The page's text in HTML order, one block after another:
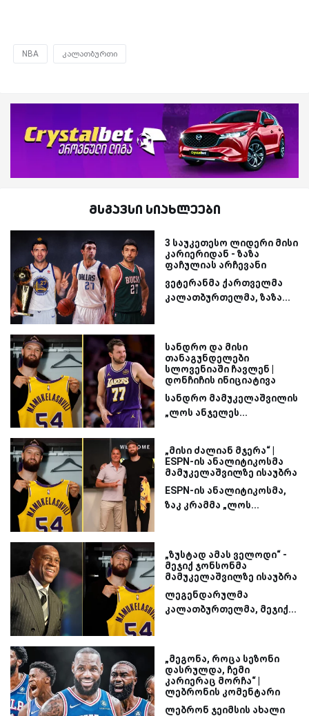
NBA კალათბურთი
მსგავსი სიახლეები
3 საუკეთესო ლიდერი მისი
კარიერიდან - ზაზა
ფაჩულიას არჩევანი
ვეტერანმა ქართველმა
კალათბურთელმა, ზაზა...
სანდრო და მისი
თანაგუნდელები
სლოვენიაში ჩავლენ |
დონჩიჩის ინიციატივა
სანდრო მამუკელაშვილის
„ლოს ანჯელეს...
„მისი ძალიან მჯერა“ |
ESPN-ის ანალიტიკოსმა
მამუკელაშვილზე ისაუბრა
ESPN-ის ანალიტიკოსმა,
ზაკ კრამმა „ლოს...
„ზუსტად ამას ველოდი“ -
მეჯიქ ჯონსონმა
მამუკელაშვილზე ისაუბრა
ლეგენდარულმა
კალათბურთელმა, მეჯიქ...
„მეგონა, როცა სეზონი
დასრულდა, ჩემი
კარიერაც მორჩა“ |
ლებრონის კომენტარი
ლებრონ ჯეიმსის ახალი